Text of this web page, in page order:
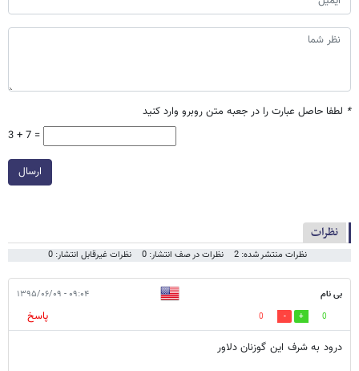
* لطفا حاصل عبارت را در جعبه متن روبرو وارد کنید
3 + 7 =
ارسال
نظرات
نظرات منتشر شده: 2 نظرات در صف انتشار: 0 نظرات غیرقابل انتشار: 0
بی نام ۰۹:۰۴ - ۱۳۹۵/۰۶/۰۹
0
0
پاسخ
درود به شرف این گوزنان دلاور